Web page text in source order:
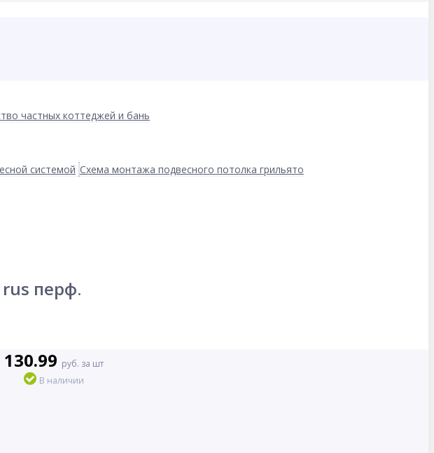
частных коттеджей и бань
системой Схема монтажа подвесного потолка грильято
перф.
130.99 руб. за шт
В наличии